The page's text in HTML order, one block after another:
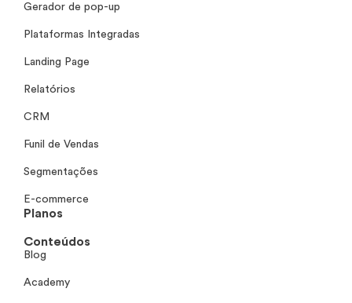
Gerador de pop-up
Plataformas Integradas
Landing Page
Relatórios
CRM
Funil de Vendas
Segmentações
E-commerce
Planos
Conteúdos
Blog
Academy